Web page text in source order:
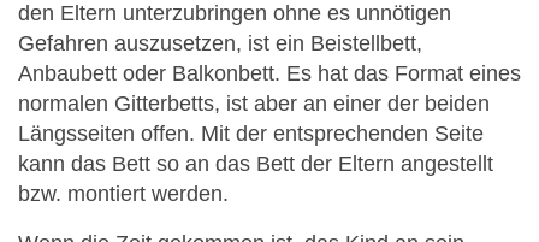
den Eltern unterzubringen ohne es unnötigen
Gefahren auszusetzen, ist ein Beistellbett,
Anbaubett oder Balkonbett. Es hat das Format eines
normalen Gitterbetts, ist aber an einer der beiden
Längsseiten offen. Mit der entsprechenden Seite
kann das Bett so an das Bett der Eltern angestellt
bzw. montiert werden.